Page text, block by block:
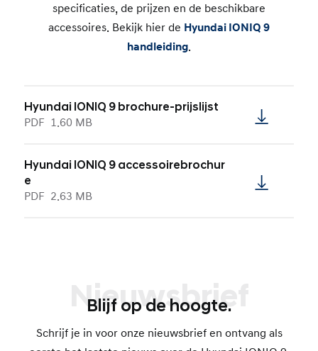
specificaties, de prijzen en de beschikbare
accessoires. Bekijk hier de Hyundai IONIQ 9
handleiding.
Hyundai IONIQ 9 brochure-prijslijst
PDF 1.60 MB
Hyundai IONIQ 9 accessoirebrochur
e
PDF 2.63 MB
Nieuwsbrief
Blijf op de hoogte.
Schrijf je in voor onze nieuwsbrief en ontvang als